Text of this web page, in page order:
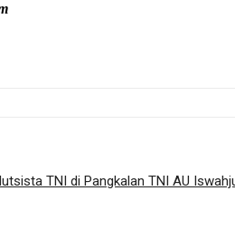
TNI di Pangkalan TNI AU